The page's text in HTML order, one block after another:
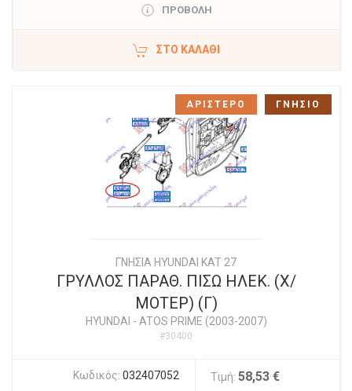
ΠΡΟΒΟΛΗ
ΣΤΟ ΚΑΛΆΘΙ
ΓΝΗΣΙΑ HYUNDAI KAT 27
ΓΡΥΛΛΟΣ ΠΑΡΑΘ. ΠΙΣΩ ΗΛΕΚ. (Χ/
ΜΟΤΕΡ) (Γ)
HYUNDAI - ATOS PRIME (2003-2007)
#30400
Κωδικός: 032407052 Τιμή: 58,53 €
ΑΡΙΣΤΕΡΟ ΓΝΗΣΙΟ